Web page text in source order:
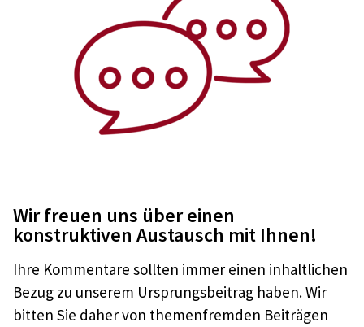
Wir freuen uns über einen
konstruktiven Austausch mit Ihnen!
Ihre Kommentare sollten immer einen inhaltlichen
Bezug zu unserem Ursprungsbeitrag haben. Wir
bitten Sie daher von themenfremden Beiträgen